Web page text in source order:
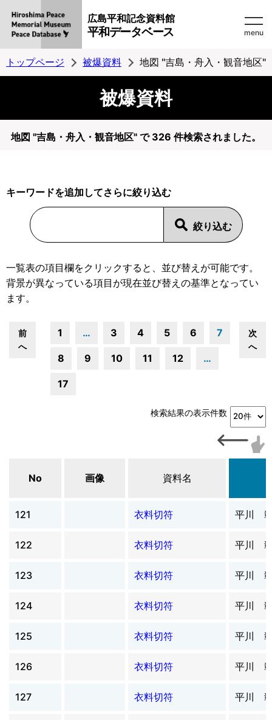
広島平和記念資料館
平和データベース menu
トップページ 被爆資料 地図 "吉島・舟入・観音地区"
被爆資料
地図 "吉島・舟入・観音地区" で 326 件検索されました。
キーワードを追加してさらに絞り込む
一覧表の項目欄をクリックすると、並び替えが可能です。
背景が異なっている項目が現在並び替えの基準となってい
ます。
前
へ
1 … 3 4 5 6 7
8 9 10 11 12 …
17
次
へ
検索結果の表示件数
No 画像 資料名
121 衣料切符 平川
122 衣料切符 平川
123 衣料切符 平川
124 衣料切符 平川
125 衣料切符 平川
126 衣料切符 平川
127 衣料切符 平川